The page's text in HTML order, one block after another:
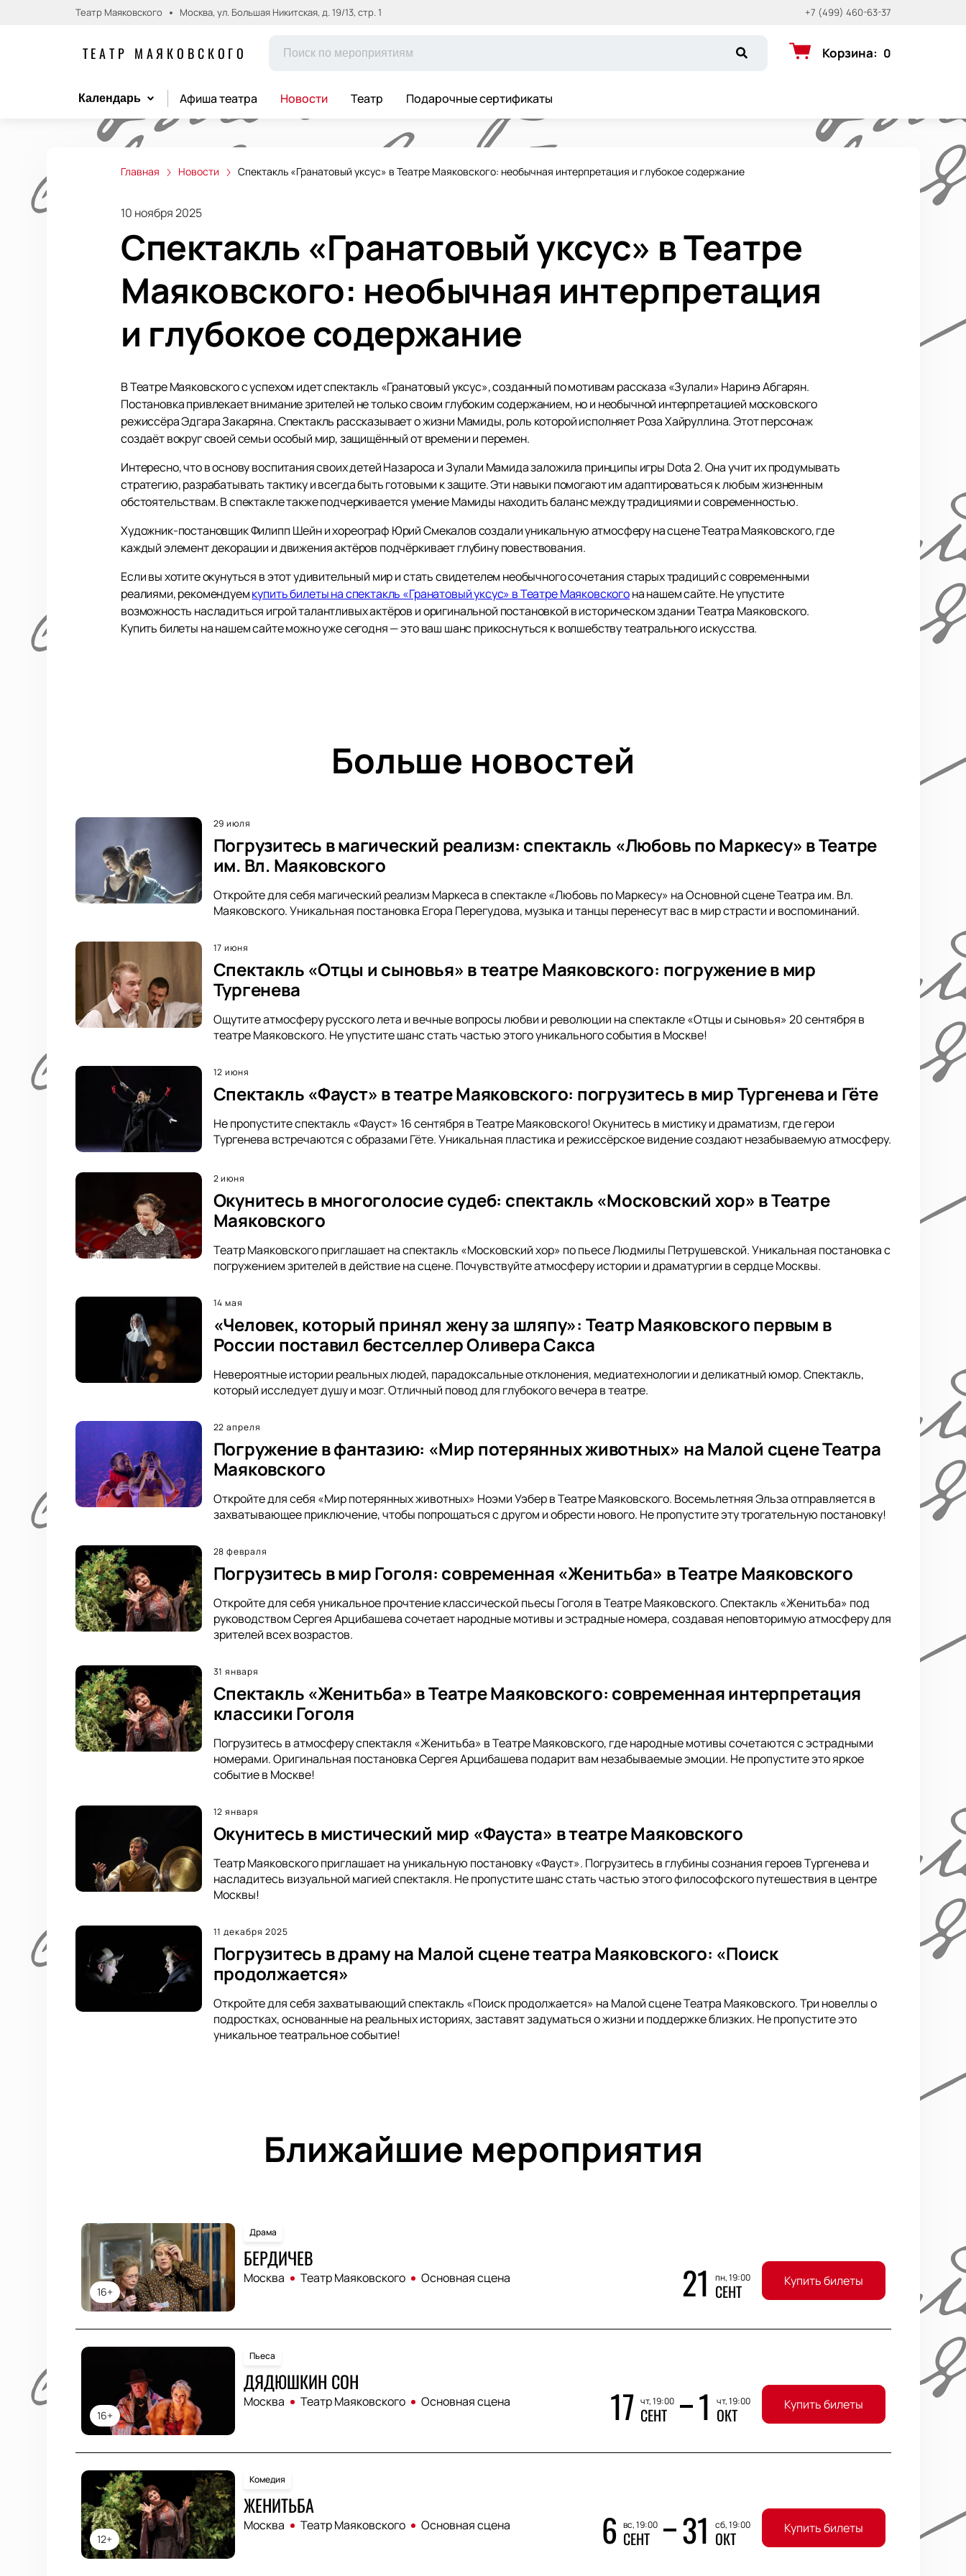
Театр Маяковского Москва, ул. Большая Никитская, д. 19/13, стр. 1 +7 (499) 460-63-37
ТЕАТР МАЯКОВСКОГО Корзина: 0
Календарь Афиша театра Новости Театр Подарочные сертификаты
Главная Новости Спектакль «Гранатовый уксус» в Театре Маяковского: необычная интерпретация и глубокое содержание
10 ноября 2025
Спектакль «Гранатовый уксус» в Театре
Маяковского: необычная интерпретация
и глубокое содержание
В Театре Маяковского с успехом идет спектакль «Гранатовый уксус», созданный по мотивам рассказа «Зулали» Наринэ Абгарян.
Постановка привлекает внимание зрителей не только своим глубоким содержанием, но и необычной интерпретацией московского
режиссёра Эдгара Закаряна. Спектакль рассказывает о жизни Мамиды, роль которой исполняет Роза Хайруллина. Этот персонаж
создаёт вокруг своей семьи особый мир, защищённый от времени и перемен.
Интересно, что в основу воспитания своих детей Назароса и Зулали Мамида заложила принципы игры Dota 2. Она учит их продумывать
стратегию, разрабатывать тактику и всегда быть готовыми к защите. Эти навыки помогают им адаптироваться к любым жизненным
обстоятельствам. В спектакле также подчеркивается умение Мамиды находить баланс между традициями и современностью.
Художник-постановщик Филипп Шейн и хореограф Юрий Смекалов создали уникальную атмосферу на сцене Театра Маяковского, где
каждый элемент декорации и движения актёров подчёркивает глубину повествования.
Если вы хотите окунуться в этот удивительный мир и стать свидетелем необычного сочетания старых традиций с современными
реалиями, рекомендуемкупить билеты на спектакль «Гранатовый уксус» в Театре Маяковскогона нашем сайте. Не упустите
возможность насладиться игрой талантливых актёров и оригинальной постановкой в историческом здании Театра Маяковского.
Купить билеты на нашем сайте можно уже сегодня — это ваш шанс прикоснуться к волшебству театрального искусства.
Больше новостей
29 июля
Погрузитесь в магический реализм: спектакль «Любовь по Маркесу» в Театре
им. Вл. Маяковского
Откройте для себя магический реализм Маркеса в спектакле «Любовь по Маркесу» на Основной сцене Театра им. Вл.
Маяковского. Уникальная постановка Егора Перегудова, музыка и танцы перенесут вас в мир страсти и воспоминаний.
17 июня
Спектакль «Отцы и сыновья» в театре Маяковского: погружение в мир
Тургенева
Ощутите атмосферу русского лета и вечные вопросы любви и революции на спектакле «Отцы и сыновья» 20 сентября в
театре Маяковского. Не упустите шанс стать частью этого уникального события в Москве!
12 июня
Спектакль «Фауст» в театре Маяковского: погрузитесь в мир Тургенева и Гёте
Не пропустите спектакль «Фауст» 16 сентября в Театре Маяковского! Окунитесь в мистику и драматизм, где герои
Тургенева встречаются с образами Гёте. Уникальная пластика и режиссёрское видение создают незабываемую атмосферу.
2 июня
Окунитесь в многоголосие судеб: спектакль «Московский хор» в Театре
Маяковского
Театр Маяковского приглашает на спектакль «Московский хор» по пьесе Людмилы Петрушевской. Уникальная постановка с
погружением зрителей в действие на сцене. Почувствуйте атмосферу истории и драматургии в сердце Москвы.
14 мая
«Человек, который принял жену за шляпу»: Театр Маяковского первым в
России поставил бестселлер Оливера Сакса
Невероятные истории реальных людей, парадоксальные отклонения, медиатехнологии и деликатный юмор. Спектакль,
который исследует душу и мозг. Отличный повод для глубокого вечера в театре.
22 апреля
Погружение в фантазию: «Мир потерянных животных» на Малой сцене Театра
Маяковского
Откройте для себя «Мир потерянных животных» Ноэми Уэбер в Театре Маяковского. Восемьлетняя Эльза отправляется в
захватывающее приключение, чтобы попрощаться с другом и обрести нового. Не пропустите эту трогательную постановку!
28 февраля
Погрузитесь в мир Гоголя: современная «Женитьба» в Театре Маяковского
Откройте для себя уникальное прочтение классической пьесы Гоголя в Театре Маяковского. Спектакль «Женитьба» под
руководством Сергея Арцибашева сочетает народные мотивы и эстрадные номера, создавая неповторимую атмосферу для
зрителей всех возрастов.
31 января
Спектакль «Женитьба» в Театре Маяковского: современная интерпретация
классики Гоголя
Погрузитесь в атмосферу спектакля «Женитьба» в Театре Маяковского, где народные мотивы сочетаются с эстрадными
номерами. Оригинальная постановка Сергея Арцибашева подарит вам незабываемые эмоции. Не пропустите это яркое
событие в Москве!
12 января
Окунитесь в мистический мир «Фауста» в театре Маяковского
Театр Маяковского приглашает на уникальную постановку «Фауст». Погрузитесь в глубины сознания героев Тургенева и
насладитесь визуальной магией спектакля. Не пропустите шанс стать частью этого философского путешествия в центре
Москвы!
11 декабря 2025
Погрузитесь в драму на Малой сцене театра Маяковского: «Поиск
продолжается»
Откройте для себя захватывающий спектакль «Поиск продолжается» на Малой сцене Театра Маяковского. Три новеллы о
подростках, основанные на реальных историях, заставят задуматься о жизни и поддержке близких. Не пропустите это
уникальное театральное событие!
Ближайшие мероприятия
16+
Драма
БЕРДИЧЕВ
Москва Театр Маяковского Основная сцена 21 пн, 19:00
СЕНТ Купить билеты
16+
Пьеса
ДЯДЮШКИН СОН
Москва Театр Маяковского Основная сцена 17 чт, 19:00
СЕНТ 1 чт, 19:00
ОКТ Купить билеты
12+
Комедия
ЖЕНИТЬБА
Москва Театр Маяковского Основная сцена 6 вс, 19:00
СЕНТ 31 сб, 19:00
ОКТ Купить билеты